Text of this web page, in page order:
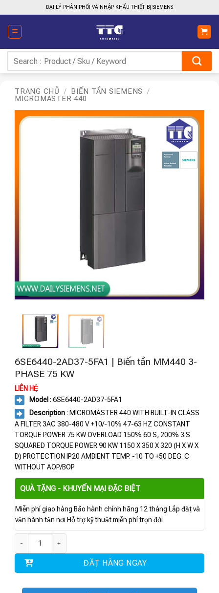
qua
nội
dung
ĐẠI LÝ PHÂN PHỐI VÀ NHẬP KHẨU THIẾT BỊ SIEMENS
kiếm:
TRANG CHỦ / BIẾN TẦN SIEMENS
/
MICROMASTER 440
6SE6440-2AD37-5FA1 | Biến tần MM440 3-
PHASE 75 KW
LIÊN HỆ
Model : 6SE6440-2AD37-5FA1
Description: MICROMASTER 440 WITH BUILT-IN CLASS
A FILTER 3AC 380-480 V +10/-10% 47-63 HZ CONSTANT
TORQUE POWER 75 KW OVERLOAD 150% 60 S, 200% 3 S
SQUARED TORQUE POWER 90 KW 1150 X 350 X 320 (H X W X
D) PROTECTION IP20 AMBIENT TEMP. -10 TO +50 DEG. C
WITHOUT AOP/BOP
QUÀ TẶNG - KHUYẾN MẠI ĐẶC BIỆT
Miễn phí giao hàng Bảo hành chính hãng 12 tháng Lắp đặt và
vận hành tận nơi Hỗ trợ kỹ thuật miễn phí trọn đời
ĐẶT HÀNG NGAY